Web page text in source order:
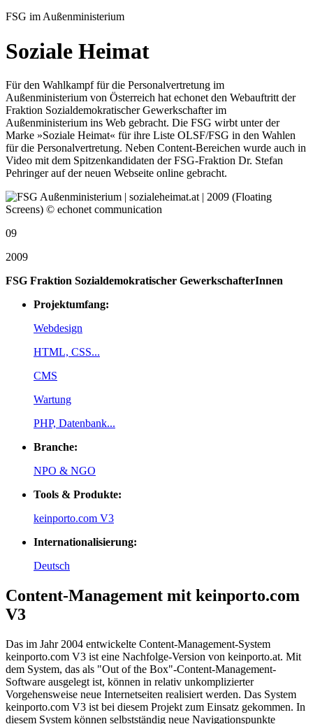
FSG im Außenministerium
Soziale Heimat
Für den Wahlkampf für die Personalvertretung im
Außenministerium von Österreich hat echonet den Webauftritt der
Fraktion Sozialdemokratischer Gewerkschafter im
Außenministerium ins Web gebracht. Die FSG wirbt unter der
Marke »Soziale Heimat« für ihre Liste OLSF/FSG in den Wahlen
für die Personalvertretung. Neben Content-Bereichen wurde auch in
Video mit dem Spitzenkandidaten der FSG-Fraktion Dr. Stefan
Pehringer auf der neuen Webseite online gebracht.
09
2009
FSG Fraktion Sozialdemokratischer GewerkschafterInnen
Projektumfang:
Webdesign
HTML, CSS...
CMS
Wartung
PHP, Datenbank...
Branche:
NPO & NGO
Tools & Produkte:
keinporto.com V3
Internationalisierung:
Deutsch
Content-Management mit keinporto.com
V3
Das im Jahr 2004 entwickelte Content-Management-System
keinporto.com V3 ist eine Nachfolge-Version von keinporto.at. Mit
dem System, das als "Out of the Box"-Content-Management-
Software ausgelegt ist, können in relativ unkomplizierter
Vorgehensweise neue Internetseiten realisiert werden. Das System
keinporto.com V3 ist bei diesem Projekt zum Einsatz gekommen. In
diesem System können selbstständig neue Navigationspunkte